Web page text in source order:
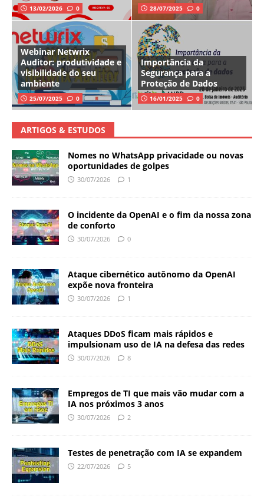
13/02/2026 0 28/07/2025 0
Webinar Netwrix
Auditor: produtividade e
visibilidade do seu
ambiente
25/07/2025 0
Importância da
Segurança para a
Proteção de Dados
16/01/2025 0
ARTIGOS & ESTUDOS
Nomes no WhatsApp privacidade ou novas
oportunidades de golpes
30/07/2026 1
O incidente da OpenAI e o fim da nossa zona
de conforto
30/07/2026 0
Ataque cibernético autônomo da OpenAI
expõe nova fronteira
30/07/2026 1
Ataques DDoS ficam mais rápidos e
impulsionam uso de IA na defesa das redes
30/07/2026 8
Empregos de TI que mais vão mudar com a
IA nos próximos 3 anos
30/07/2026 2
Testes de penetração com IA se expandem
22/07/2026 5